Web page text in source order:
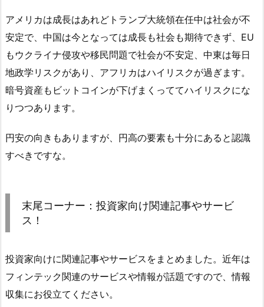
アメリカは成長はあれどトランプ大統領在任中は社会が不
安定で、中国は今となっては成長も社会も期待できず、EU
もウクライナ侵攻や移民問題で社会が不安定、中東は毎日
地政学リスクがあり、アフリカはハイリスクが過ぎます。
暗号資産もビットコインが下げまくっててハイリスクにな
りつつあります。
円安の向きもありますが、円高の要素も十分にあると認識
すべきですな。
末尾コーナー：投資家向け関連記事やサービ
ス！
投資家向けに関連記事やサービスをまとめました。近年は
フィンテック関連のサービスや情報が話題ですので、情報
収集にお役立てください。